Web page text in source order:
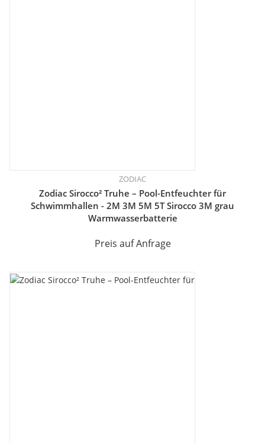
ZODIAC
Zodiac Sirocco² Truhe – Pool-Entfeuchter für
Schwimmhallen - 2M 3M 5M 5T Sirocco 3M grau
Warmwasserbatterie
Preis auf Anfrage